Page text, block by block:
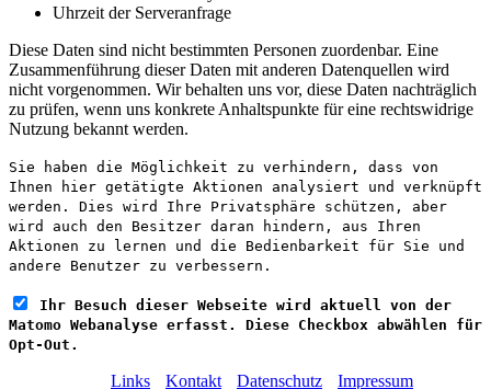
Uhrzeit der Serveranfrage
Diese Daten sind nicht bestimmten Personen zuordenbar. Eine
Zusammenführung dieser Daten mit anderen Datenquellen wird
nicht vorgenommen. Wir behalten uns vor, diese Daten nachträglich
zu prüfen, wenn uns konkrete Anhaltspunkte für eine rechtswidrige
Nutzung bekannt werden.
Sie haben die Möglichkeit zu verhindern, dass von
Ihnen hier getätigte Aktionen analysiert und verknüpft
werden. Dies wird Ihre Privatsphäre schützen, aber
wird auch den Besitzer daran hindern, aus Ihren
Aktionen zu lernen und die Bedienbarkeit für Sie und
andere Benutzer zu verbessern.
Ihr Besuch dieser Webseite wird aktuell von der
Matomo Webanalyse erfasst. Diese Checkbox abwählen für
Opt-Out.
Links Kontakt Datenschutz Impressum